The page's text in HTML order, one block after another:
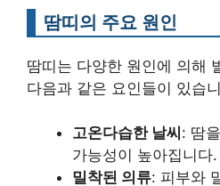
땀띠의 주요 원인
땀띠는 다양한 원인에 의해
다음과 같은 요인들이 있습
고온다습한 날씨 : 땀
가능성이 높아집니다.
밀착된 의류: 피부와